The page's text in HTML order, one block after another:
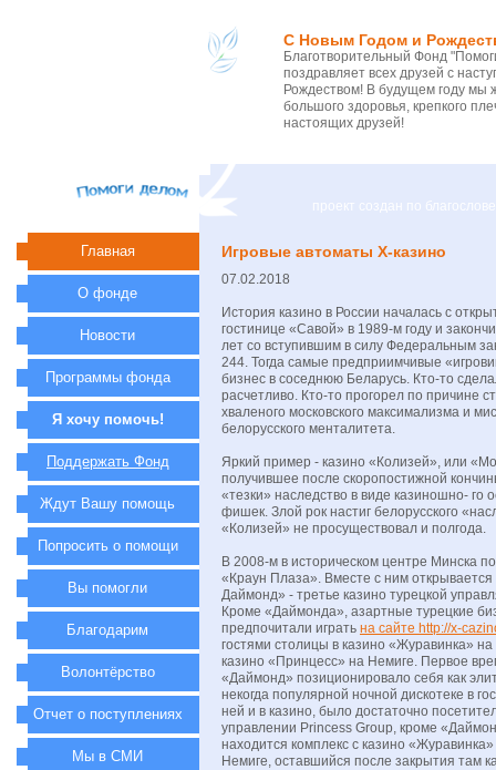
С Новым Годом и
Благотворительный Фонд
поздравляет всех друзей с
Рождеством! В будущем году
большого здоровья, крепкого
настоящих друзей!
проект создан по
Игровые автоматы Х-казино
07.02.2018
История казино в России началась с
гостинице «Савой» в 1989-м году и
лет со вступившим в силу Федеральным
244. Тогда самые предприимчивые
бизнес в соседнюю Беларусь. Кто-то
расчетливо. Кто-то прогорел по причине
хваленого московского максимализма и
белорусского менталитета.
Яркий пример - казино «Колизей», или
получившее после скоропостижной
«тезки» наследство в виде казиношно- го
фишек. Злой рок настиг белорусского
«Колизей» не просуществовал и полгода.
В 2008-м в историческом центре Минска
«Краун Плаза». Вместе с ним
Даймонд» - третье казино турецкой
Кроме «Даймонда», азартные турецкие
предпочитали играть на сайте http://x-
гостями столицы в казино «Журавинка»
казино «Принцесс» на Немиге. Первое
«Даймонд» позиционировало себя как
некогда популярной ночной дискотеке в
ней и в казино, было достаточно
управлении Princess Group, кроме
находится комплекс с казино
Немиге, оставшийся после закрытия там
Главная
О фонде
Новости
Программы фонда
Я хочу помочь!
Поддержать Фонд
Ждут Вашу помощь
Попросить о помощи
Вы помогли
Благодарим
Волонтёрство
Отчет о поступлениях
Мы в СМИ